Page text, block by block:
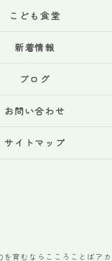
こども食堂
新着情報
ブログ
お問い合わせ
サイトマップ
育むならこころことばアカ